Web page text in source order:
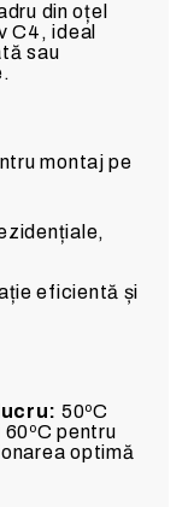
din oțel
C4, ideal
sau
montaj pe
eficientă și
50ºC
pentru
optimă